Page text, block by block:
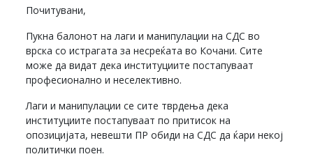
Почитувани,
Пукна балонот на лаги и манипулации на СДС во
врска со истрагата за несреќата во Кочани. Сите
може да видат дека институциите постапуваат
професионално и неселективно.
Лаги и манипулации се сите тврдења дека
институциите постапуваат по притисок на
опозицијата, невешти ПР обиди на СДС да ќари некој
политички поен.